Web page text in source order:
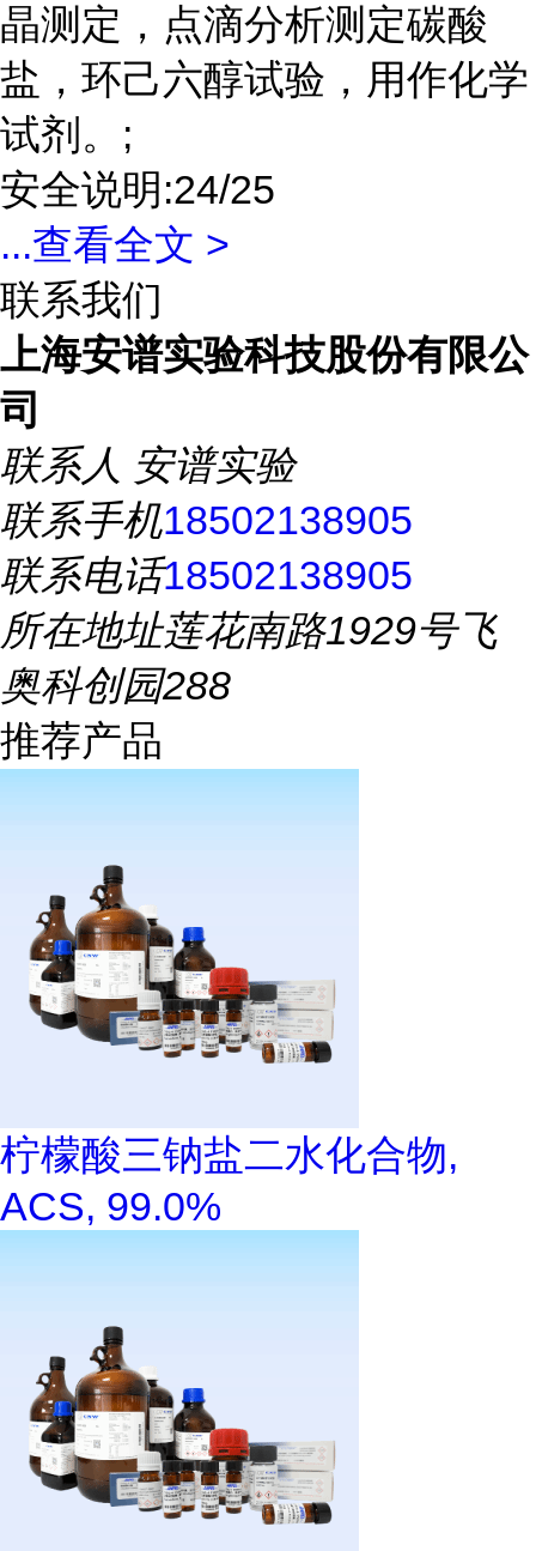
晶测定，点滴分析测定碳酸
盐，环己六醇试验，用作化学
试剂。;
安全说明:24/25
...查看全文 >
联系我们
上海安谱实验科技股份有限公
司
联系人 安谱实验
联系手机18502138905
联系电话18502138905
所在地址莲花南路1929号飞
奥科创园288
推荐产品
柠檬酸三钠盐二水化合物,
ACS, 99.0%